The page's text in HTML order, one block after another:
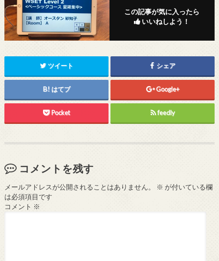
この記事が気に入ったら
いいねしよう！
ツイート シェア
はてブ Google+
Pocket feedly
コメントを残す
メールアドレスが公開されることはありません。 ※ が付いている欄
は必須項目です
コメント ※